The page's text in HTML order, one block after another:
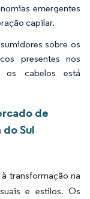
emergentes
capilar.
sobre os
presentes nos
os cabelos está
de
Sul
transformação na
e estilos. Os